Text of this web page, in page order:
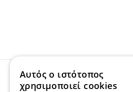
ΔΩΡΕΑΝ
Δωρεάν μεταφορικά για
Αυτός ο ιστότοπος
χρησιμοποιεί cookies